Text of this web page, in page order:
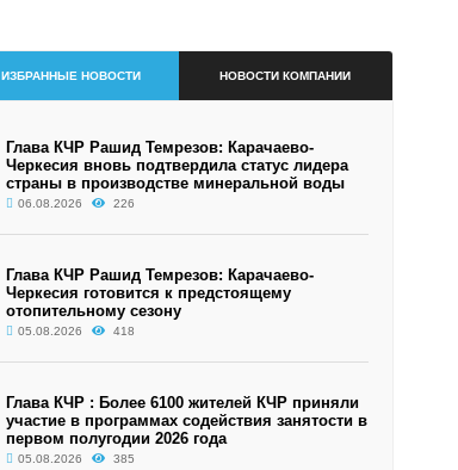
ИЗБРАННЫЕ НОВОСТИ НОВОСТИ КОМПАНИИ
Глава КЧР Рашид Темрезов: Карачаево-
Черкесия вновь подтвердила статус лидера
страны в производстве минеральной воды
06.08.2026 226
Глава КЧР Рашид Темрезов: Карачаево-
Черкесия готовится к предстоящему
отопительному сезону
05.08.2026 418
Глава КЧР : Более 6100 жителей КЧР приняли
участие в программах содействия занятости в
первом полугодии 2026 года
05.08.2026 385